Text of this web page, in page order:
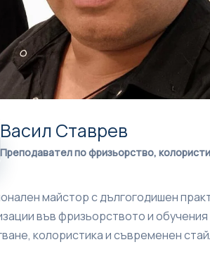
Васил Ставрев
Преподавател по фризьорство,
майстор с дългогодишен
във фризьорството и
колористика и съвременен